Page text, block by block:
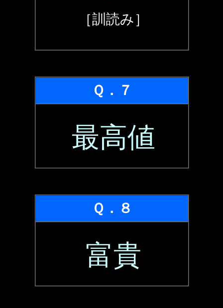
［訓読み］
Ｑ．７
最高値
Ｑ．８
富貴